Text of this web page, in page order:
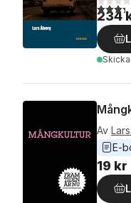
3,3
234
Av
E-
19 kr